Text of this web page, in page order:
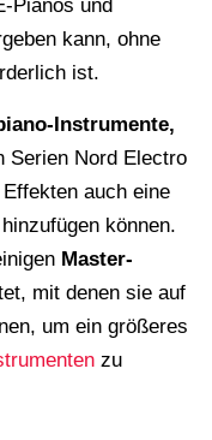
Pianos und
kann, ohne
ist.
Instrumente,
Serien Nord Electro
auch eine
können.
Master-
mit denen sie auf
um ein größeres
zu